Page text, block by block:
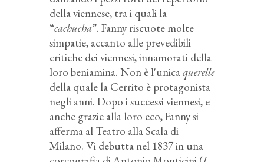
della viennese, tra i quali la
“cachucha”. Fanny riscuote molte
simpatie, accanto alle prevedibili
critiche dei viennesi, innamorati della
loro beniamina. Non è l'unicaquerelle
della quale la Cerrito è protagonista
negli anni. Dopo i successi viennesi, e
anche grazie alla loro eco, Fanny si
afferma al Teatro alla Scala di
Milano. Vi debutta nel 1837 in una